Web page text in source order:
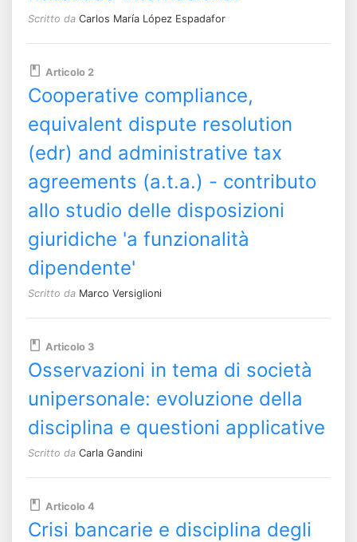
Scritto da Carlos María López Espadafor
Articolo 2
Cooperative compliance,
equivalent dispute resolution
(edr) and administrative tax
agreements (a.t.a.) - contributo
allo studio delle disposizioni
giuridiche 'a funzionalità
dipendente'
Scritto da Marco Versiglioni
Articolo 3
Osservazioni in tema di società
unipersonale: evoluzione della
disciplina e questioni applicative
Scritto da Carla Gandini
Articolo 4
Crisi bancarie e disciplina degli